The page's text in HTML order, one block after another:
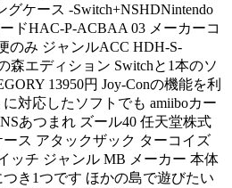
ケース -Switch+NSHDNintendo
ドHAC-P-ACBAA 03 メーカーコ
のみ ジャンルACC HDH-S-
森エディション Switchと1本のソ
13950円 Joy-Conの機能を利
対応したソフトでも amiiboカー
あつまれ ズール40 任天堂株式
ス アタックザック ターコイズ
ッチ ジャンル MB メーカー 本体
き1つです ほかの島で遊びたい